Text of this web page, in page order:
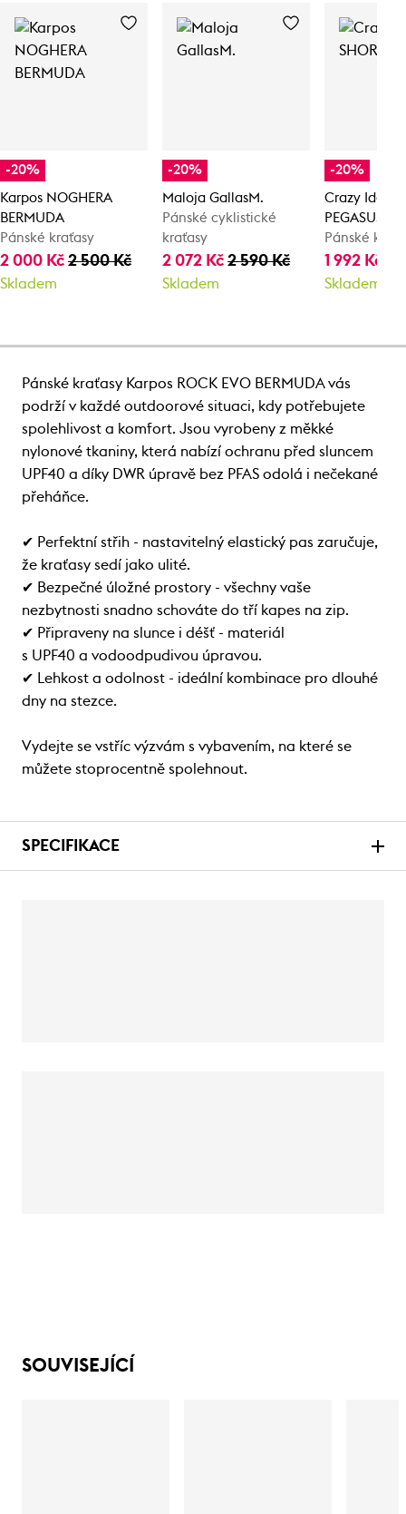
-20%
Karpos NOGHERA
BERMUDA
Pánské kraťasy
2 000 Kč 2 500 Kč
Skladem
-20%
Maloja GallasM.
Pánské cyklistické
kraťasy
2 072 Kč2 590 Kč
Skladem
-20%
Crazy Idea
PEGASUS
Pánské
1 992 Kč
Skladem
Pánské kraťasy Karpos ROCK EVO BERMUDA vás
podrží v každé outdoorové situaci, kdy potřebujete
spolehlivost a komfort. Jsou vyrobeny z měkké
nylonové tkaniny, která nabízí ochranu před sluncem
UPF40 a díky DWR úpravě bez PFAS odolá i nečekané
přeháňce.
✔ Perfektní střih - nastavitelný elastický pas zaručuje,
že kraťasy sedí jako ulité.
✔ Bezpečné úložné prostory - všechny vaše
nezbytnosti snadno schováte do tří kapes na zip.
✔ Připraveny na slunce i déšť - materiál
s UPF40 a vodoodpudivou úpravou.
✔ Lehkost a odolnost - ideální kombinace pro dlouhé
dny na stezce.
Vydejte se vstříc výzvám s vybavením, na které se
můžete stoprocentně spolehnout.
SPECIFIKACE
SOUVISEJÍCÍ